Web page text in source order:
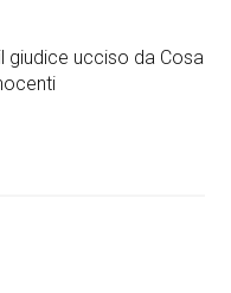
giudice ucciso da Cosa